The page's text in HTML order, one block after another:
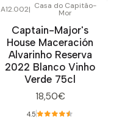
A12.002| Casa do Capitão-
Mor
Captain-Major's
House Maceración
Alvarinho Reserva
2022 Blanco Vinho
Verde 75cl
18,50€
4.5